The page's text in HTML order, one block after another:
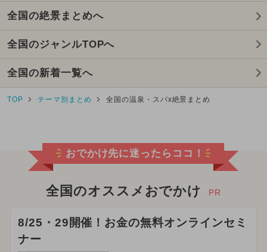
全国の絶景まとめへ
全国のジャンルTOPへ
全国の新着一覧へ
TOP テーマ別まとめ 全国の温泉・スパx絶景まとめ
おでかけ先に迷ったらココ！
全国のオススメおでかけ PR
8/25・29開催！お金の無料オンラインセミ
ナー